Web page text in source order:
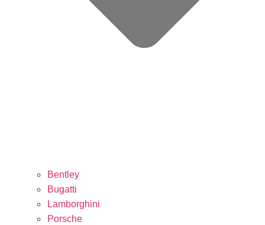
Bentley
Bugatti
Lamborghini
Porsche